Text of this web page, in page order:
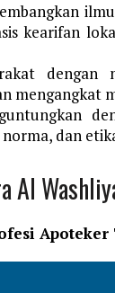
kearifan
mengangkat
dan
Al
Apoteker